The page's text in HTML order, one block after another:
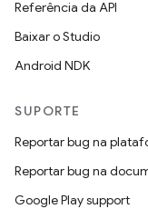
Referência da API
Baixar o Studio
Android NDK
SUPORTE
Reportar bug na
Reportar bug na
Google Play support